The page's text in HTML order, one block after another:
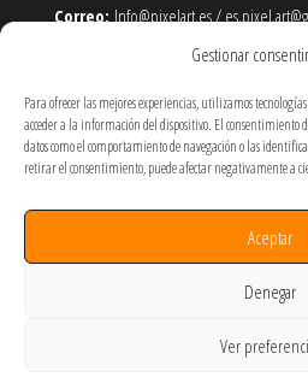
Gestionar
Para ofrecer las mejores experiencias, utilizamos
acceder a la información del dispositivo. El consentimiento
datos como el comportamiento de navegación o las
retirar el consentimiento, puede afectar negativamente a
Aceptar
Denegar
Ver
Correo: Info@pixelart.es /
910 56 55 72
Móstoles-Madrid
Política de Envíos y Devoluciones